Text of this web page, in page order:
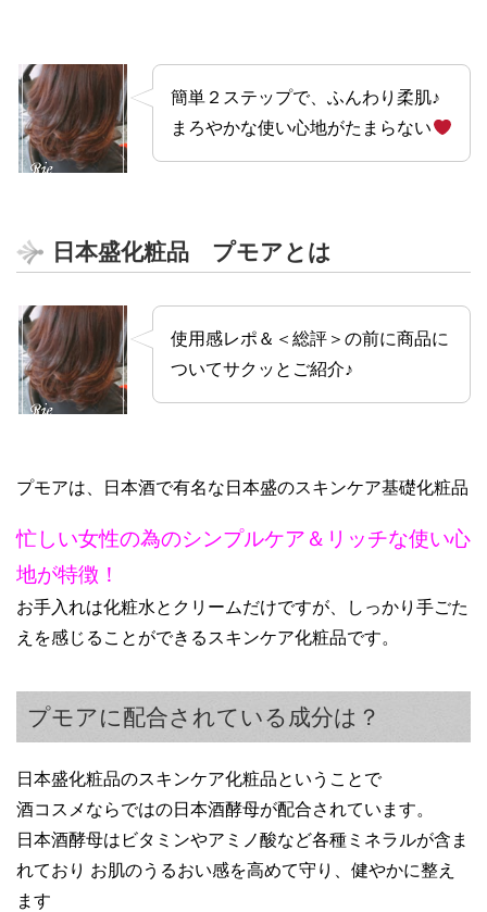
簡単２ステップで、ふんわり柔肌♪
まろやかな使い心地がたまらない
日本盛化粧品 プモアとは
使用感レポ＆＜総評＞の前に商品に
ついてサクッとご紹介♪
プモアは、日本酒で有名な日本盛のスキンケア基礎化粧品
忙しい女性の為のシンプルケア＆リッチな使い心
地が特徴！
お手入れは化粧水とクリームだけですが、しっかり手ごた
えを感じることができるスキンケア化粧品です。
プモアに配合されている成分は？
日本盛化粧品のスキンケア化粧品ということで
酒コスメならではの日本酒酵母が配合されています。
日本酒酵母はビタミンやアミノ酸など各種ミネラルが含ま
れており お肌のうるおい感を高めて守り、健やかに整え
ます